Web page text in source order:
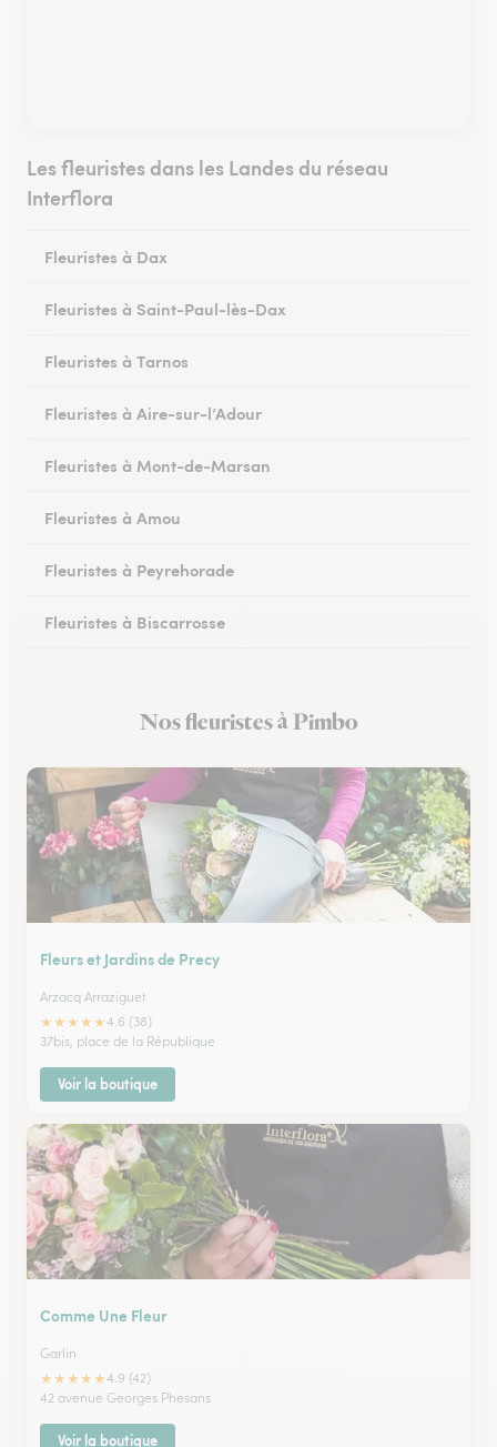
Les fleuristes dans les Landes du réseau
Interflora
Fleuristes à Dax
Fleuristes à Saint-Paul-lès-Dax
Fleuristes à Tarnos
Fleuristes à Aire-sur-l’Adour
Fleuristes à Mont-de-Marsan
Fleuristes à Amou
Fleuristes à Peyrehorade
Fleuristes à Biscarrosse
Fleuristes à MugronNos fleuristes à Pimbo
Fleurs et Jardins de Precy
Arzacq Arraziguet
★★★★★4.6 (38)
37bis, place de la République
Voir la boutique
Comme Une Fleur
Garlin
★★★★★4.9 (42)
42 avenue Georges Phesans
Voir la boutique